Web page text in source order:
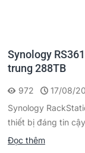
Synology
trung 288TB
972
17/08/
Synology
thiết bị đáng tin
Đọc thêm